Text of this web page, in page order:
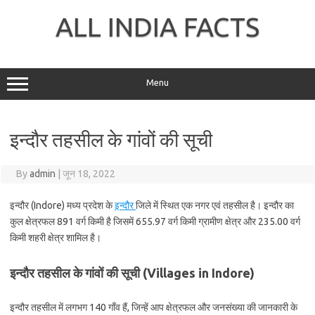
ALL INDIA FACTS
Menu
इन्दौर तहसील के गांवों की सूची
Byadmin जून 18, 2022
इन्दौर (Indore) मध्य प्रदेश केइन्दौरजिले में स्थित एक नगर एवं तहसील है। इन्दौर का
कुल क्षेत्रफल 891 वर्ग किमी है जिसमें 655.97 वर्ग किमी ग्रामीण क्षेत्र और 235.00 वर्ग
किमी शहरी क्षेत्र शामिल है।
इन्दौर तहसील के गांवों की सूची (Villages in Indore)
इन्दौर तहसील में लगभग 140 गाँव हैं, जिन्हें आप क्षेत्रफल और जनसंख्या की जानकारी के